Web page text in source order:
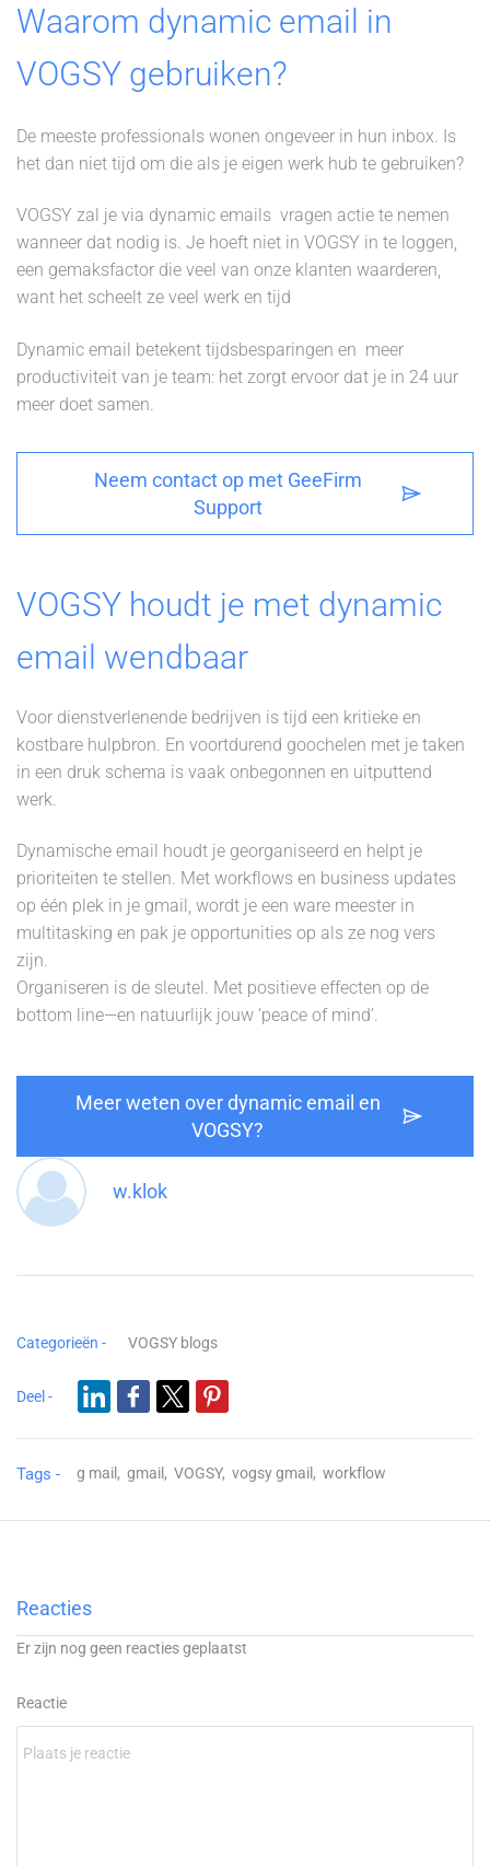
Waarom dynamic email in
VOGSY gebruiken?
De meeste professionals wonen ongeveer in hun inbox. Is
het dan niet tijd om die als je eigen werk hub te gebruiken?
VOGSY zal je via dynamic emails vragen actie te nemen
wanneer dat nodig is. Je hoeft niet in VOGSY in te loggen,
een gemaksfactor die veel van onze klanten waarderen,
want het scheelt ze veel werk en tijd
Dynamic email betekent tijdsbesparingen en meer
productiviteit van je team: het zorgt ervoor dat je in 24 uur
meer doet samen.
Neem contact op met GeeFirm
Support
VOGSY houdt je met dynamic
email wendbaar
Voor dienstverlenende bedrijven is tijd een kritieke en
kostbare hulpbron. En voortdurend goochelen met je taken
in een druk schema is vaak onbegonnen en uitputtend
werk.
Dynamische email houdt je georganiseerd en helpt je
prioriteiten te stellen. Met workflows en business updates
op één plek in je gmail, wordt je een ware meester in
multitasking en pak je opportunities op als ze nog vers
zijn.
Organiseren is de sleutel. Met positieve effecten op de
bottom line—en natuurlijk jouw ‘peace of mind’.
Meer weten over dynamic email en
VOGSY?
w.klok
Categorieën - VOGSY blogs
Deel -
Tags - g mail, gmail, VOGSY, vogsy gmail, workflow
Reacties
Er zijn nog geen reacties geplaatst
Reactie